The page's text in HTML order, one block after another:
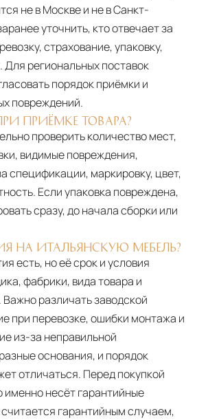
не в Москве и не в Санкт-
уточнить, кто отвечает за
страхование, упаковку,
Для региональных поставок
порядок приёмки и
повреждений.
ПРИЁМКЕ ТОВАРА?
проверить количество мест,
видимые повреждения,
спецификации, маркировку, цвет,
Если упаковка повреждена,
сразу, до начала сборки или
НА ИТАЛЬЯНСКУЮ МЕБЕЛЬ?
есть, но её срок и условия
фабрики, вида товара и
различать заводской
при перевозке, ошибки монтажа и
из-за неправильной
основания, и порядок
отличаться. Перед покупкой
именно несёт гарантийные
гарантийным случаем,